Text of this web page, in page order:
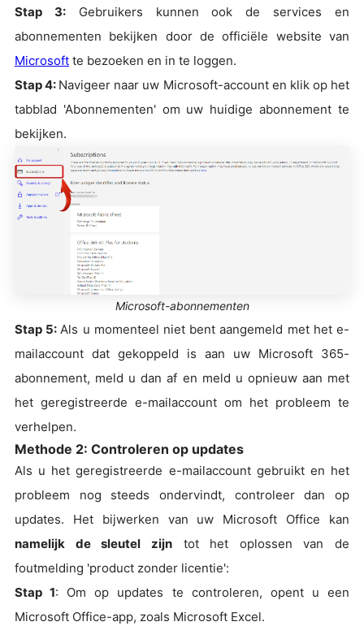
Stap 3:Gebruikers kunnen ook de services en
abonnementen bekijken door de officiële website van
Microsoft te bezoeken en in te loggen.
Stap 4: Navigeer naar uw Microsoft-account en klik op het
tabblad 'Abonnementen' om uw huidige abonnement te
bekijken.
Microsoft-abonnementen
Stap 5:Als u momenteel niet bent aangemeld met het e-
mailaccount dat gekoppeld is aan uw Microsoft 365-
abonnement, meld u dan af en meld u opnieuw aan met
het geregistreerde e-mailaccount om het probleem te
verhelpen.
Methode 2: Controleren op updates
Als u het geregistreerde e-mailaccount gebruikt en het
probleem nog steeds ondervindt, controleer dan op
updates. Het bijwerken van uw Microsoft Office kan
namelijk de sleutel zijntot het oplossen van de
foutmelding 'product zonder licentie':
Stap 1: Om op updates te controleren, opent u een
Microsoft Office-app, zoals Microsoft Excel.